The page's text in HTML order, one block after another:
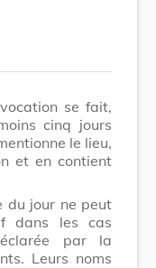
se fait,
cinq jours
le lieu,
et en contient
du jour ne peut
dans les cas
par la
Leurs noms